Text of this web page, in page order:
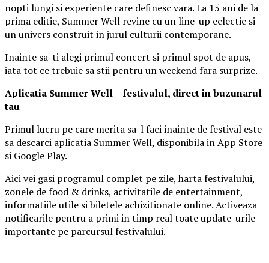
nopti lungi si experiente care definesc vara. La 15 ani de la
prima editie, Summer Well revine cu un line-up eclectic si
un univers construit in jurul culturii contemporane.
Inainte sa-ti alegi primul concert si primul spot de apus,
iata tot ce trebuie sa stii pentru un weekend fara surprize.
Aplicatia Summer Well– festivalul, direct in buzunarul
tau
Primul lucru pe care merita sa-l faci inainte de festival este
sa descarci aplicatia Summer Well, disponibila in App Store
si Google Play.
Aici vei gasi programul complet pe zile, harta festivalului,
zonele de food & drinks, activitatile de entertainment,
informatiile utile si biletele achizitionate online. Activeaza
notificarile pentru a primi in timp real toate update-urile
importante pe parcursul festivalului.